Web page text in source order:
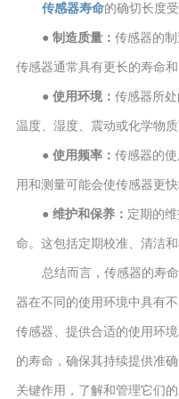
传感器寿命的确切长度
● 制造质量： 传感器的
传感器通常具有更长的寿命和
● 使用环境： 传感器所
温度、湿度、震动或化学物
● 使用频率： 传感器的
用和测量可能会使传感器更快
● 维护和保养： 定期的
命。这包括定期校准、清洁和
总结而言，传感器的寿
器在不同的使用环境中具有
传感器、提供合适的使用环
的寿命，确保其持续提供准
关键作用，了解和管理它们